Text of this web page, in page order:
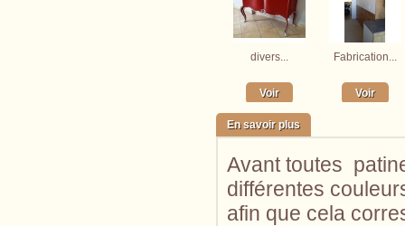
divers...
Voir
Fabrication...
Voir
En savoir plus
Avant toutes
différentes
afin que cela